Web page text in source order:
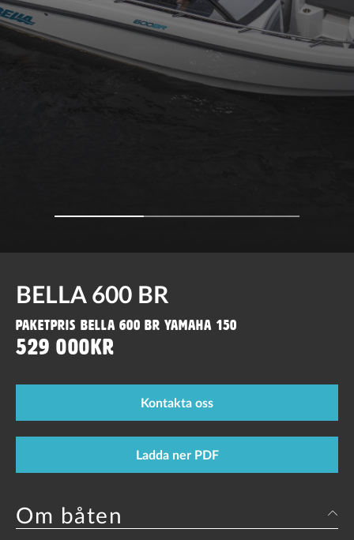
BELLA 600 BR
Paketpris Bella 600 BR Yamaha 150
529 000kr
Kontakta oss
Ladda ner PDF
Om båten